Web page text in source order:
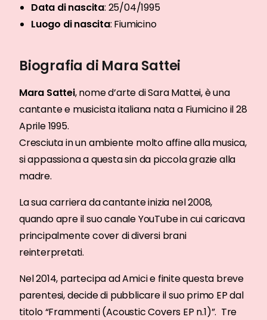
Data di nascita: 25/04/1995
Luogo di nascita: Fiumicino
Biografia di Mara Sattei
Mara Sattei, nome d’arte di Sara Mattei, è una
cantante e musicista italiana nata a Fiumicino il 28
Aprile 1995.
Cresciuta in un ambiente molto affine alla musica,
si appassiona a questa sin da piccola grazie alla
madre.
La sua carriera da cantante inizia nel 2008,
quando apre il suo canale YouTube in cui caricava
principalmente cover di diversi brani
reinterpretati.
Nel 2014, partecipa ad Amici e finite questa breve
parentesi,decide di pubblicare il suo primo EP dal
titolo “Frammenti (Acoustic Covers EP n.1)”. Tre